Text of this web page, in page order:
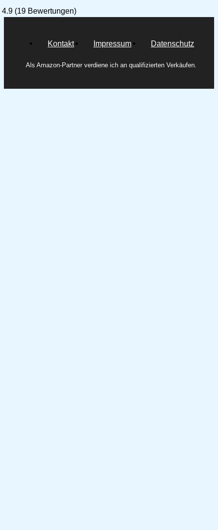
4.9 (19 Bewertungen)
Kontakt Impressum Datenschutz
Als Amazon-Partner verdiene ich an qualifizierten Verkäufen.